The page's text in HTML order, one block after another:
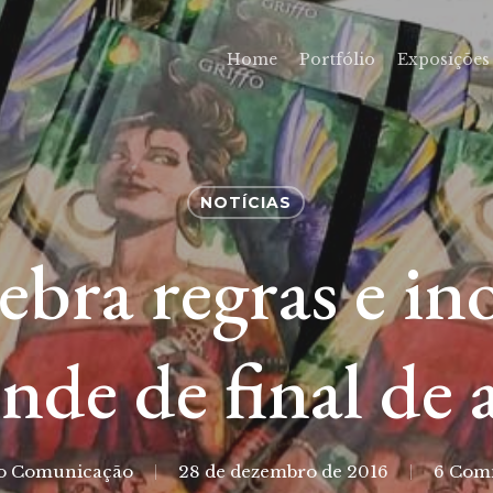
Home Portfólio Exposições
NOTÍCIAS
regras e
de final de
Comunicação 28 de dezembro de 2016 6